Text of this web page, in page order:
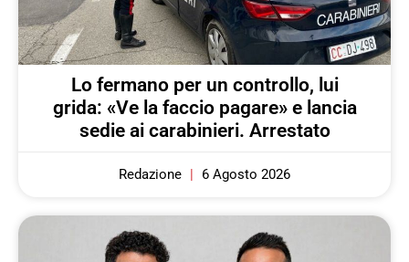
Lo fermano per un controllo, lui
grida: «Ve la faccio pagare» e lancia
sedie ai carabinieri. Arrestato
Redazione 6 Agosto 2026